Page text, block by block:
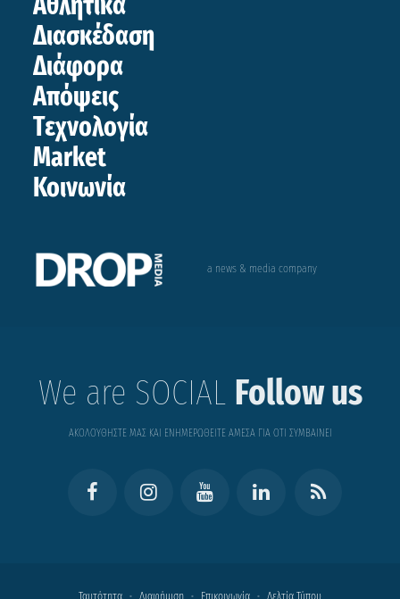
Διασκέδαση
Διάφορα
Απόψεις
Τεχνολογία
Market
Κοινωνία
a news & media company
We are SOCIAL Follow us
ΑΚΟΛΟΥΘΗΣΤΕ ΜΑΣ ΚΑΙ ΕΝΗΜΕΡΩΘΕΙΤΕ ΑΜΕΣΑ ΓΙΑ ΟΤΙ ΣΥΜΒΑΙΝΕΙ
Ταυτότητα Διαφήμιση Επικοινωνία Δελτία Τύπου